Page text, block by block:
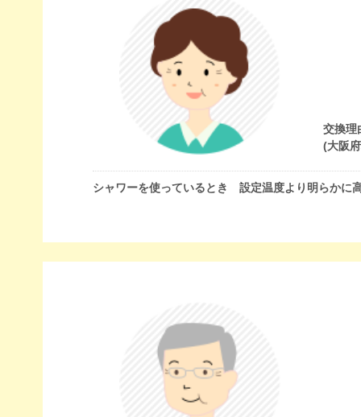
交換理
(大阪
シャワーを使っているとき 設定温度より明らかに